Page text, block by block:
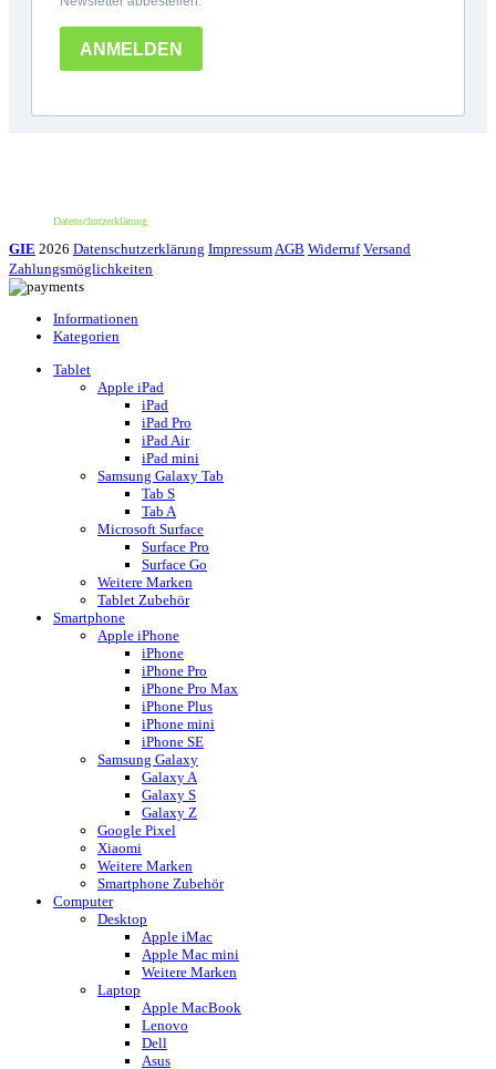
Datenschutzerklärung
GIE 2026 Datenschutzerklärung ImpressumAGB Widerruf Versand
Zahlungsmöglichkeiten
Informationen
Kategorien
Tablet
Apple iPad
iPad
iPad Pro
iPad Air
iPad mini
Samsung Galaxy Tab
Tab S
Tab A
Microsoft Surface
Surface Pro
Surface Go
Weitere Marken
Tablet Zubehör
Smartphone
Apple iPhone
iPhone
iPhone Pro
iPhone Pro Max
iPhone Plus
iPhone mini
iPhone SE
Samsung Galaxy
Galaxy A
Galaxy S
Galaxy Z
Google Pixel
Xiaomi
Weitere Marken
Smartphone Zubehör
Computer
Desktop
Apple iMac
Apple Mac mini
Weitere Marken
Laptop
Apple MacBook
Lenovo
Dell
Asus